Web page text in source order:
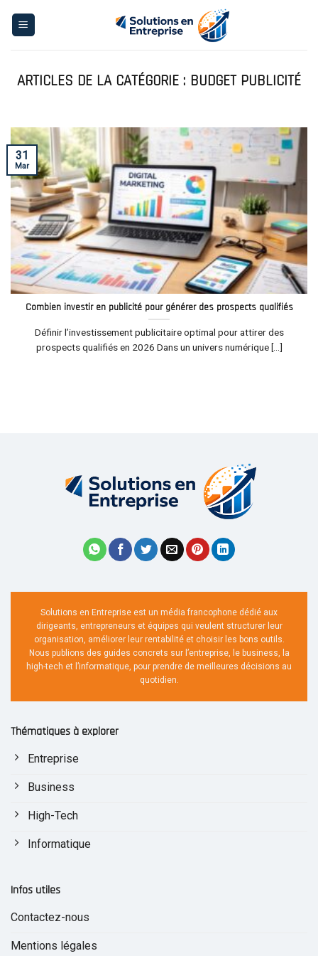
BUDGET PUBLICITÉ
Combien investir en publicité pour générer des prospects qualifiés
Définir l’investissement publicitaire optimal pour attirer des
prospects qualifiés en 2026 Dans un univers numérique [...]
31
Mar
Solutions en Entreprise est un média francophone dédié aux
dirigeants, entrepreneurs et équipes qui veulent structurer leur
organisation, améliorer leur rentabilité et choisir les bons outils.
Nous publions des guides concrets sur l’entreprise, le business, la
high-tech et l’informatique, pour prendre de meilleures décisions au
quotidien.
Thématiques à explorer
Entreprise
Business
High-Tech
Informatique
Infos utiles
Contactez-nous
Mentions légales